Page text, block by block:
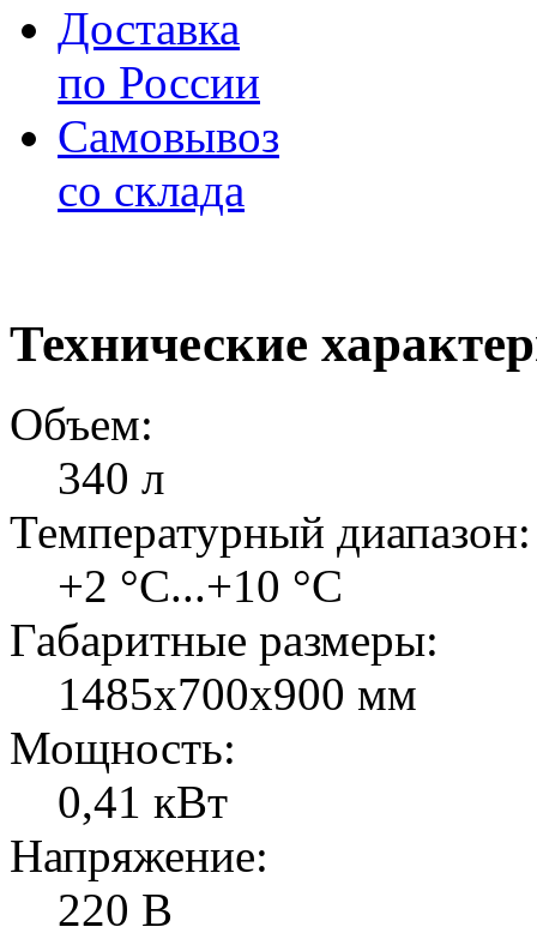
Доставка
по России
Самовывоз
со склада
Технические
Объем:
340 л
Температурный диапазон:
+2 °C...+10 °C
Габаритные размеры:
1485х700х900 мм
Мощность:
0,41 кВт
Напряжение:
220 В